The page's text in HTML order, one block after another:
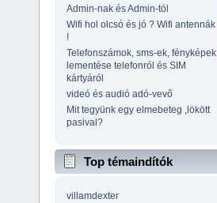
Admin-nak és Admin-tól
Wifi hol olcsó és jó ? Wifi antennák
!
Telefonszámok, sms-ek, fényképek
lementése telefonról és SIM
kártyáról
videó és audió adó-vevő
Mit tegyünk egy elmebeteg ,lökött
pasival?
Top témaindítók
villamdexter